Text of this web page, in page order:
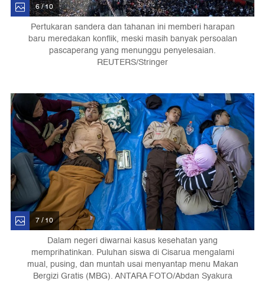
6 / 10
Pertukaran sandera dan tahanan ini memberi harapan
baru meredakan konflik, meski masih banyak persoalan
pascaperang yang menunggu penyelesaian.
REUTERS/Stringer
7 / 10
Dalam negeri diwarnai kasus kesehatan yang
memprihatinkan. Puluhan siswa di Cisarua mengalami
mual, pusing, dan muntah usai menyantap menu Makan
Bergizi Gratis (MBG). ANTARA FOTO/Abdan Syakura